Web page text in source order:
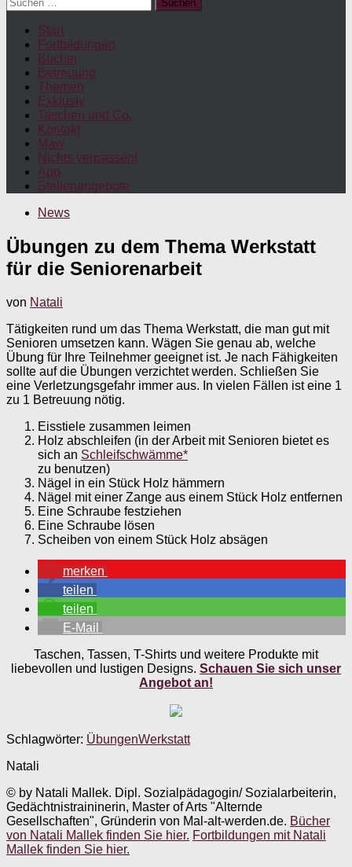
nach:
Start
Fortbildungen
Bücher
Betreuung
Themen
Exklusiv
Taschen und Co.
Kontakt
Maw
Nichts verpassen!
App
Stellenangebote
News
Übungen zu dem Thema Werkstatt
für die Seniorenarbeit
von Natali
Tätigkeiten rund um das Thema Werkstatt, die man gut mit
Senioren umsetzen kann. Wägen Sie genau ab, welche
Übung für Ihre Teilnehmer geeignet ist. Je nach Fähigkeiten
sollte auf die Übungen verzichtet werden. Schließen Sie
eine Verletzungsgefahr immer aus. In vielen Fällen ist eine 1
zu 1 Betreuung nötig.
Eisstiele zusammen leimen
Holz abschleifen (in der Arbeit mit Senioren bietet es
sich an Schleifschwämme*
zu benutzen)
Nägel in ein Stück Holz hämmern
Nägel mit einer Zange aus einem Stück Holz entfernen
Eine Schraube festziehen
Eine Schraube lösen
Scheiben von einem Stück Holz absägen
merken
teilen
teilen
E-Mail
Taschen, Tassen, T-Shirts und weitere Produkte mit
liebevollen und lustigen Designs. Schauen Sie sich unser
Angebot an!
Schlagwörter: ÜbungenWerkstatt
Natali
© by Natali Mallek. Dipl. Sozialpädagogin/ Sozialarbeiterin,
Gedächtnistraininerin, Master of Arts "Alternde
Gesellschaften", Gründerin von Mal-alt-werden.de. Bücher
von Natali Mallek finden Sie hier. Fortbildungen mit Natali
Mallek finden Sie hier.